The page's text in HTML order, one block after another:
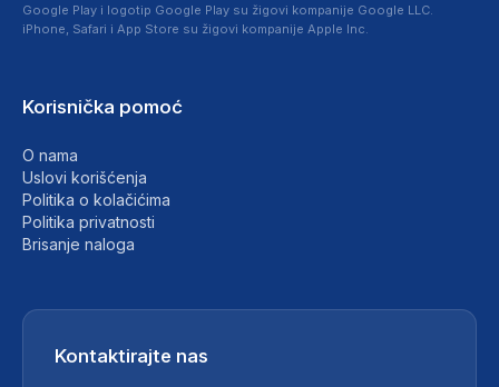
Google Play i logotip Google Play su žigovi kompanije Google LLC.
iPhone, Safari i App Store su žigovi kompanije Apple Inc.
Korisnička pomoć
O nama
Uslovi korišćenja
Politika o kolačićima
Politika privatnosti
Brisanje naloga
Kontaktirajte nas